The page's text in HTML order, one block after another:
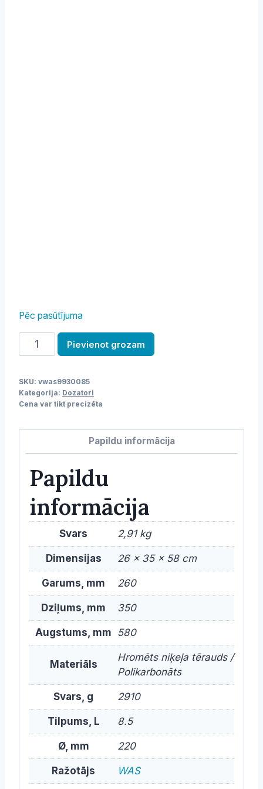
Pēc pasūtījuma
Dzērienu
dozators
Pievienot grozam
SKU: vwas9930085
Kategorija: Dozatori
Cena var tikt precizēta
Papildu informācija
Papildu
informācija
Svars 2,91 kg
Dimensijas 26 × 35 × 58 cm
Garums, mm 260
Dziļums, mm 350
Augstums, mm 580
Materiāls
Hromēts niķeļa tērauds /
Polikarbonāts
Svars, g 2910
Tilpums, L 8.5
Ø, mm 220
Ražotājs WAS